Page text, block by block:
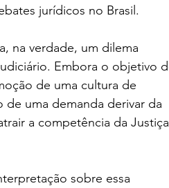
jurídicos no Brasil.
na verdade, um dilema
Embora o objetivo
de uma cultura de
uma demanda derivar da
a competência da Justiça
sobre essa